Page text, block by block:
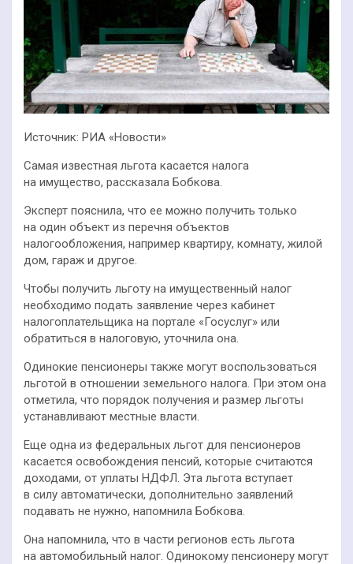
Источник: РИА «Новости»
Самая известная льгота касается налога
на имущество, рассказала Бобкова.
Эксперт пояснила, что ее можно получить только
на один объект из перечня объектов
налогообложения, например квартиру, комнату, жилой
дом, гараж и другое.
Чтобы получить льготу на имущественный налог
необходимо подать заявление через кабинет
налогоплательщика на портале «Госуслуг» или
обратиться в налоговую, уточнила она.
Одинокие пенсионеры также могут воспользоваться
льготой в отношении земельного налога. При этом она
отметила, что порядок получения и размер льготы
устанавливают местные власти.
Еще одна из федеральных льгот для пенсионеров
касается освобождения пенсий, которые считаются
доходами, от уплаты НДФЛ. Эта льгота вступает
в силу автоматически, дополнительно заявлений
подавать не нужно, напомнила Бобкова.
Она напомнила, что в части регионов есть льгота
на автомобильный налог. Одинокому пенсионеру могут